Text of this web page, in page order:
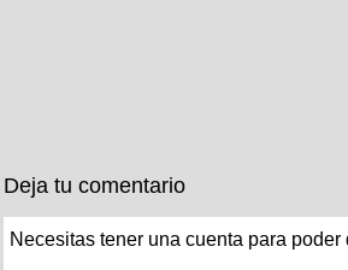
Deja tu comentario
Necesitas tener una cuenta para poder